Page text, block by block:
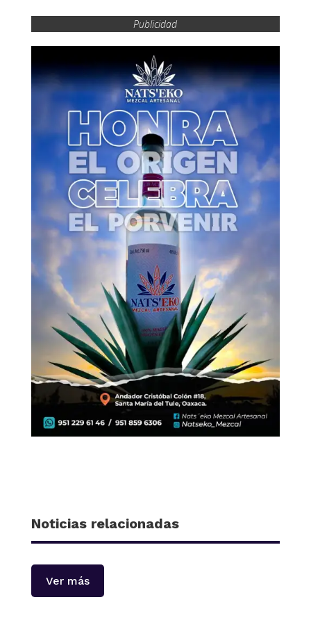
Publicidad
Noticias relacionadas
Ver más